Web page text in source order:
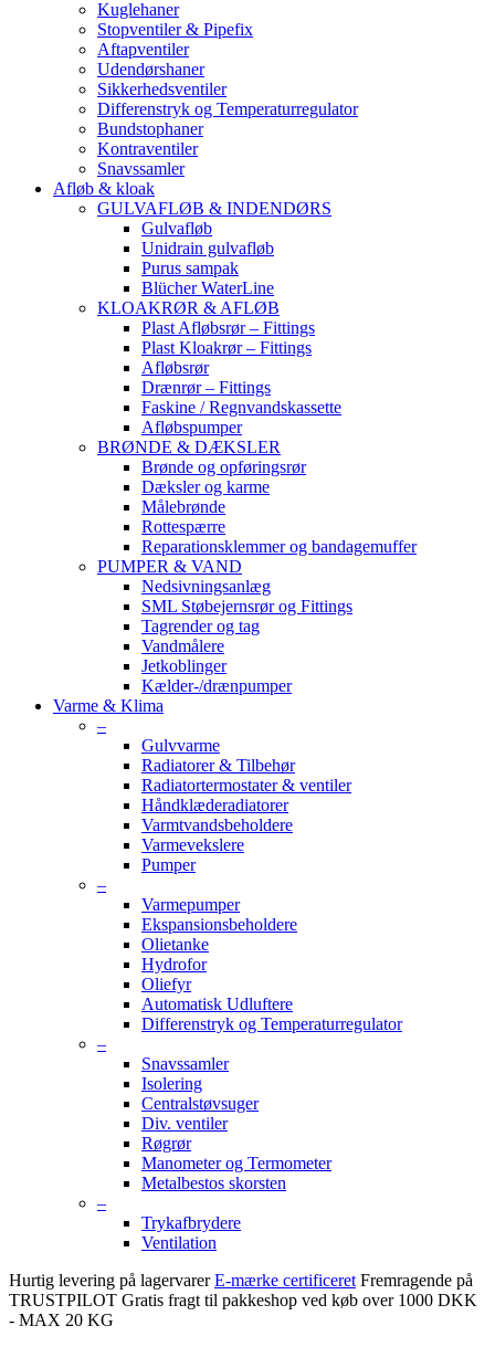
Kuglehaner
Stopventiler & Pipefix
Aftapventiler
Udendørshaner
Sikkerhedsventiler
Differenstryk og Temperaturregulator
Bundstophaner
Kontraventiler
Snavssamler
Afløb & kloak
GULVAFLØB & INDENDØRS
Gulvafløb
Unidrain gulvafløb
Purus sampak
Blücher WaterLine
KLOAKRØR & AFLØB
Plast Afløbsrør – Fittings
Plast Kloakrør – Fittings
Afløbsrør
Drænrør – Fittings
Faskine / Regnvandskassette
Afløbspumper
BRØNDE & DÆKSLER
Brønde og opføringsrør
Dæksler og karme
Målebrønde
Rottespærre
Reparationsklemmer og bandagemuffer
PUMPER & VAND
Nedsivningsanlæg
SML Støbejernsrør og Fittings
Tagrender og tag
Vandmålere
Jetkoblinger
Kælder-/drænpumper
Varme & Klima
–
Gulvvarme
Radiatorer & Tilbehør
Radiatortermostater & ventiler
Håndklæderadiatorer
Varmtvandsbeholdere
Varmevekslere
Pumper
–
Varmepumper
Ekspansionsbeholdere
Olietanke
Hydrofor
Oliefyr
Automatisk Udluftere
Differenstryk og Temperaturregulator
–
Snavssamler
Isolering
Centralstøvsuger
Div. ventiler
Røgrør
Manometer og Termometer
Metalbestos skorsten
–
Trykafbrydere
Ventilation
Hurtig levering på lagervarer E-mærke certificeret Fremragende på
TRUSTPILOT Gratis fragt til pakkeshop ved køb over 1000 DKK
- MAX 20 KG